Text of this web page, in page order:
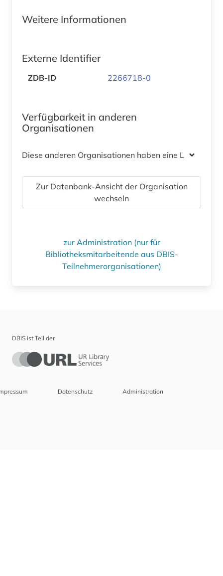
Weitere Informationen
Externe Identifier
ZDB-ID 2266718-0
Verfügbarkeit in anderen
Organisationen
Diese anderen Organisationen haben eine Lizenz
Zur Datenbank-Ansicht der Organisation
wechseln
zur Administration (nur für
Bibliotheksmitarbeitende aus DBIS-
Teilnehmerorganisationen)
DBIS ist Teil der
Datenschutz Administration